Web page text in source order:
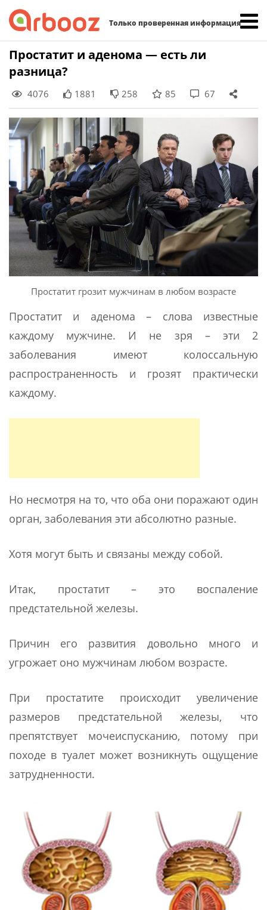
Только проверенная информация
Skip
content
Простатит и аденома — есть ли
разница?
4076 1881 258 85 67
Простатит грозит мужчинам в любом возрасте
Простатит и аденома – слова известные
каждому мужчине. И не зря – эти 2
заболевания имеют колоссальную
распространенность и грозят практически
каждому.
Но несмотря на то, что оба они поражают один
орган, заболевания эти абсолютно разные.
Хотя могут быть и связаны между собой.
Итак, простатит – это воспаление
предстательной железы.
Причин его развития довольно много и
угрожает оно мужчинам любом возрасте.
При простатите происходит увеличение
размеров предстательной железы, что
препятствует мочеиспусканию, потому при
походе в туалет может возникнуть ощущение
затрудненности.
Найти: